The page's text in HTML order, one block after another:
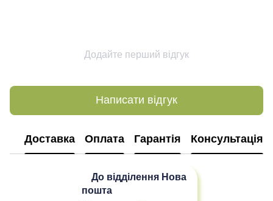
Додайте перший відгук
Написати відгук
Доставка Оплата Гарантія Консультація
До відділення Нова
пошта